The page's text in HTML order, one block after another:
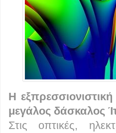
Η
μεγάλος δάσκαλος
Στις οπτικές,